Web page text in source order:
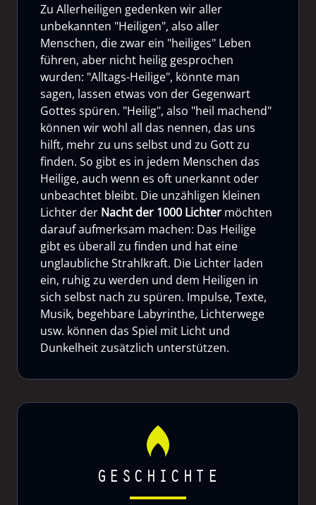
Zu Allerheiligen gedenken wir aller
unbekannten "Heiligen", also aller
Menschen, die zwar ein "heiliges" Leben
führen, aber nicht heilig gesprochen
wurden: "Alltags-Heilige", könnte man
sagen, lassen etwas von der Gegenwart
Gottes spüren. "Heilig", also "heil machend"
können wir wohl all das nennen, das uns
hilft, mehr zu uns selbst und zu Gott zu
finden. So gibt es in jedem Menschen das
Heilige, auch wenn es oft unerkannt oder
unbeachtet bleibt. Die unzähligen kleinen
Lichter der Nacht der 1000 Lichter möchten
darauf aufmerksam machen: Das Heilige
gibt es überall zu finden und hat eine
unglaubliche Strahlkraft. Die Lichter laden
ein, ruhig zu werden und dem Heiligen in
sich selbst nach zu spüren. Impulse, Texte,
Musik, begehbare Labyrinthe, Lichterwege
usw. können das Spiel mit Licht und
Dunkelheit zusätzlich unterstützen.
GESCHICHTE